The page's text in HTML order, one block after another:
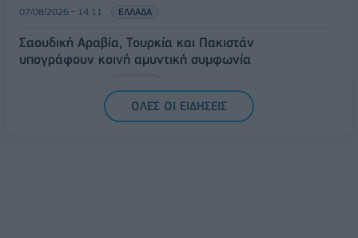
07/08/2026 - 14:11 ΕΛΛΑΔΑ
Σαουδική Αραβία, Τουρκία και Πακιστάν
υπογράφουν κοινή αμυντική συμφωνία
ΟΛΕΣ ΟΙ ΕΙΔΗΣΕΙΣ